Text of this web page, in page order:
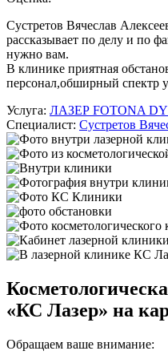
Сустретов Вячеслав
рассказывает по делу и по
нужно вам.
В клинике приятная
персонал,обширный спектр
Услуга: ЛАЗЕР FOTONA
Специалист: Сустретов
«КС Лазер» на
Обращаем ваше внимание: